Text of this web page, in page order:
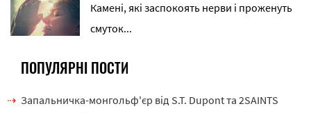
Камені, які заспокоять нерви і проженуть
смуток...
ПОПУЛЯРНІ ПОСТИ
Запальничка-монгольф'єр від S.T. Dupont та 2SAINTS